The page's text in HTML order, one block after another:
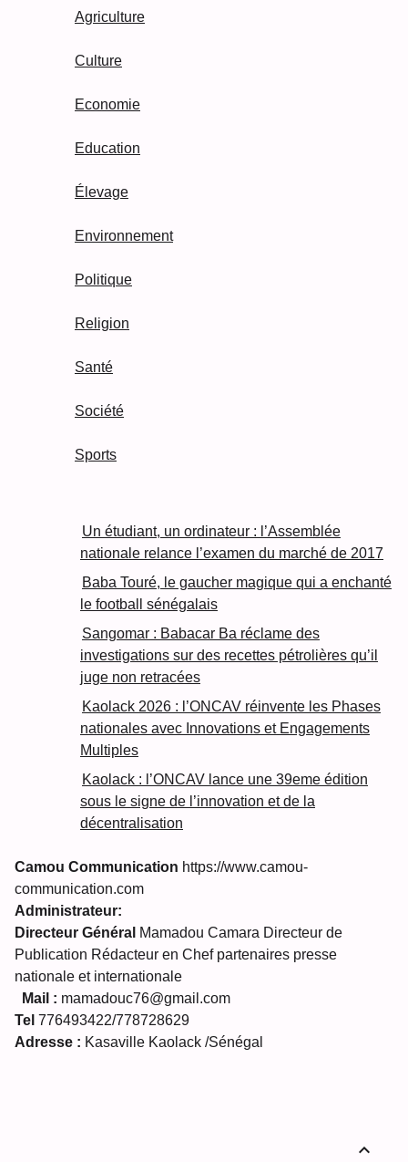
Agriculture
Culture
Economie
Education
Élevage
Environnement
Politique
Religion
Santé
Société
Sports
Un étudiant, un ordinateur : l’Assemblée
nationale relance l’examen du marché de 2017
Baba Touré, le gaucher magique qui a enchanté
le football sénégalais
Sangomar : Babacar Ba réclame des
investigations sur des recettes pétrolières qu’il
juge non retracées
Kaolack 2026 : l’ONCAV réinvente les Phases
nationales avec Innovations et Engagements
Multiples
Kaolack : l’ONCAV lance une 39eme édition
sous le signe de l’innovation et de la
décentralisation
Camou Communication https://www.camou-
communication.com
Administrateur:
Directeur Général Mamadou Camara Directeur de
Publication Rédacteur en Chef partenaires presse
nationale et internationale
Mail : mamadouc76@gmail.com
Tel 776493422/778728629
Adresse : Kasaville Kaolack /Sénégal
expand_less